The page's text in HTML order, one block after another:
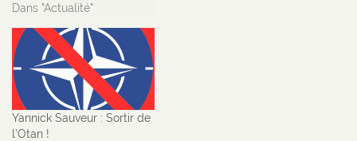
Dans "Actualité"
Yannick Sauveur : Sortir de
l’Otan !